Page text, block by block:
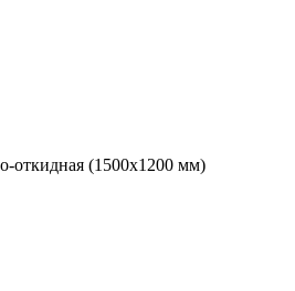
(1500х1200 мм)